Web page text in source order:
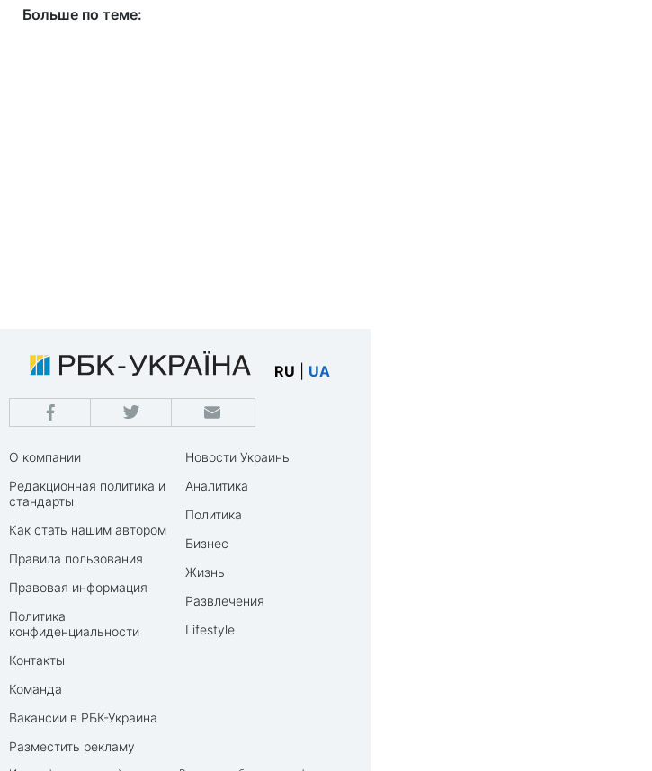
Больше по теме:
RU UA
О компании
Редакционная политика и
стандарты
Как стать нашим автором
Правила пользования
Правовая информация
Политика
конфиденциальности
Контакты
Команда
Вакансии в РБК-Украина
Разместить рекламу
Новости Украины
Аналитика
Политика
Бизнес
Жизнь
Развлечения
Lifestyle